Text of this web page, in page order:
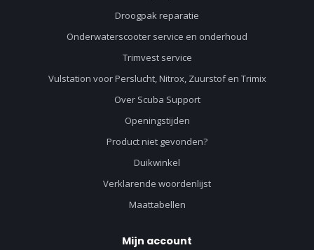
Droogpak reparatie
Onderwaterscooter service en onderhoud
Trimvest service
Vulstation voor Perslucht, Nitrox, Zuurstof en Trimix
Over Scuba Support
Openingstijden
Product niet gevonden?
Duikwinkel
Verklarende woordenlijst
Maattabellen
Mijn account